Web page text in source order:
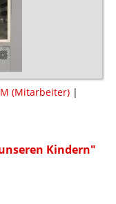
(Mitarbeiter) |
Kindern"